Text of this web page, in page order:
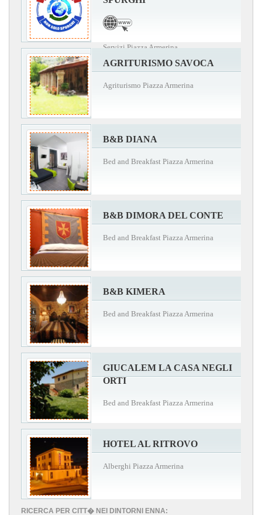
Servizi Piazza Armerina
AGRITURISMO SAVOCA
Agriturismo Piazza Armerina
B&B DIANA
Bed and Breakfast Piazza Armerina
B&B DIMORA DEL CONTE
Bed and Breakfast Piazza Armerina
B&B KIMERA
Bed and Breakfast Piazza Armerina
GIUCALEM LA CASA NEGLI
ORTI
Bed and Breakfast Piazza Armerina
HOTEL AL RITROVO
Alberghi Piazza Armerina
RICERCA PER CITT� NEI DINTORNI ENNA: